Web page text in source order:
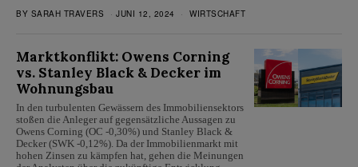
BY SARAH TRAVERS JUNI 12, 2024 WIRTSCHAFT
Marktkonflikt: Owens Corning
vs. Stanley Black & Decker im
Wohnungsbau
In den turbulenten Gewässern des Immobiliensektors
stoßen die Anleger auf gegensätzliche Aussagen zu
Owens Corning (OC -0,30%) und Stanley Black &
Decker (SWK -0,12%). Da der Immobilienmarkt mit
hohen Zinsen zu kämpfen hat, gehen die Meinungen